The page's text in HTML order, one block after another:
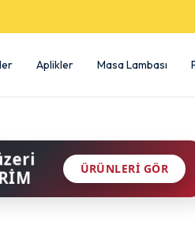
Aplikler Masa Lambası
ÜRÜNLERI GÖR